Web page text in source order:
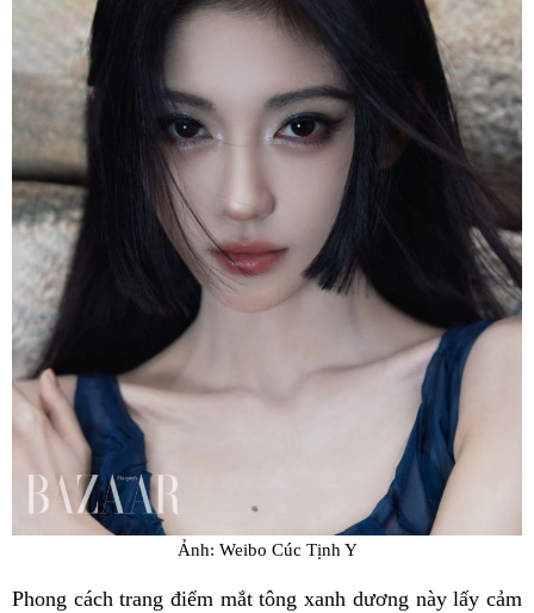
Ảnh: Weibo Cúc Tịnh Y
Phong cách trang điểm mắt tông xanh dương này lấy cảm